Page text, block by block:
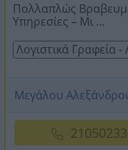
Πολλαπλώς
Υπηρεσίες – Μι ...
Λογιστικά Γραφεία -
Μεγάλου